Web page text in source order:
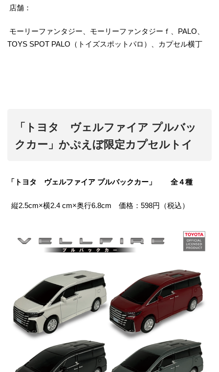
店舗：
モーリーファンタジー、モーリーファンタジーｆ、PALO、
TOYS SPOT PALO（トイズスポットパロ）、カプセル横丁
「トヨタ ヴェルファイア プルバッ
クカー」かぷえぼ限定カプセルトイ
「トヨタ ヴェルファイア プルバックカー」 全４種
縦2.5cm×横2.4 cm×奥行6.8cm 価格：598円（税込）